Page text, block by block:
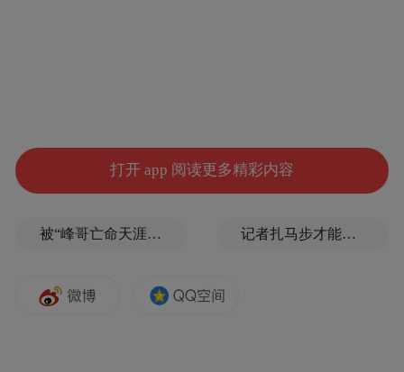
打开 app 阅读更多精彩内容
被“峰哥亡命天涯”举报偷税漏税，《铁齿铜牙纪晓岚》编剧汪海林回应 记者扎马步才能站稳，“白海豚”逼近浙江舟山，沿海已掀起大浪